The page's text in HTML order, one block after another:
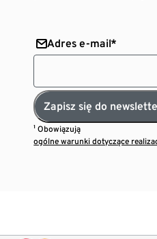
Adres e-mail*
Zapisz się do
¹ Obowiązują
ogólne warunki dotyczące